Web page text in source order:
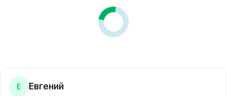
Е Евгений